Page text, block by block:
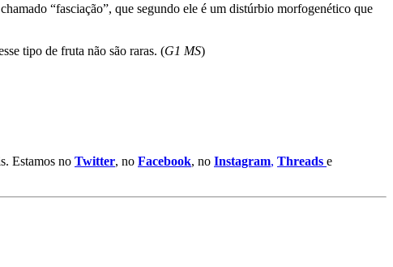
“fasciação”, que segundo ele é um distúrbio morfogenético que
tipo de fruta não são raras. (G1 MS)
Estamos no Twitter, no Facebook, no Instagram, Threads e